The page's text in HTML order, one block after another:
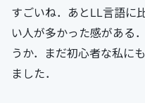
すごいね．あとLL言語に
い人が多かった感がある
うか．まだ初心者な私に
ました．